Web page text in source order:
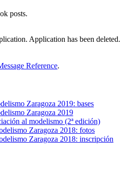
posts.
Application has been deleted.
Reference.
Zaragoza 2019: bases
Zaragoza 2019
al modelismo (2ª edición)
Zaragoza 2018: fotos
Zaragoza 2018: inscripción